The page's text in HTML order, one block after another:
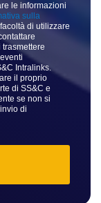
le informazioni
sulla
di utilizzare
Intralinks.
il proprio
di SS&C e
se non si
di